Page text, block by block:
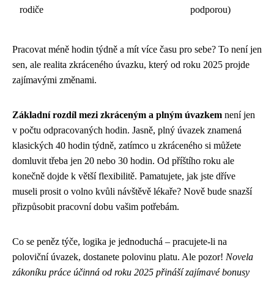
rodiče
podporou)
Pracovat méně hodin týdně a mít více času pro sebe? To není jen
sen, ale realita zkráceného úvazku, který od roku 2025 projde
zajímavými změnami.
Základní rozdíl mezi zkráceným a plným úvazkem není jen
v počtu odpracovaných hodin. Jasně, plný úvazek znamená
klasických 40 hodin týdně, zatímco u zkráceného si můžete
domluvit třeba jen 20 nebo 30 hodin. Od příštího roku ale
konečně dojde k větší flexibilitě. Pamatujete, jak jste dříve
museli prosit o volno kvůli návštěvě lékaře? Nově bude snazší
přizpůsobit pracovní dobu vašim potřebám.
Co se peněz týče, logika je jednoduchá – pracujete-li na
poloviční úvazek, dostanete polovinu platu. Ale pozor! Novela
zákoníku práce účinná od roku 2025 přináší zajímavé bonusy